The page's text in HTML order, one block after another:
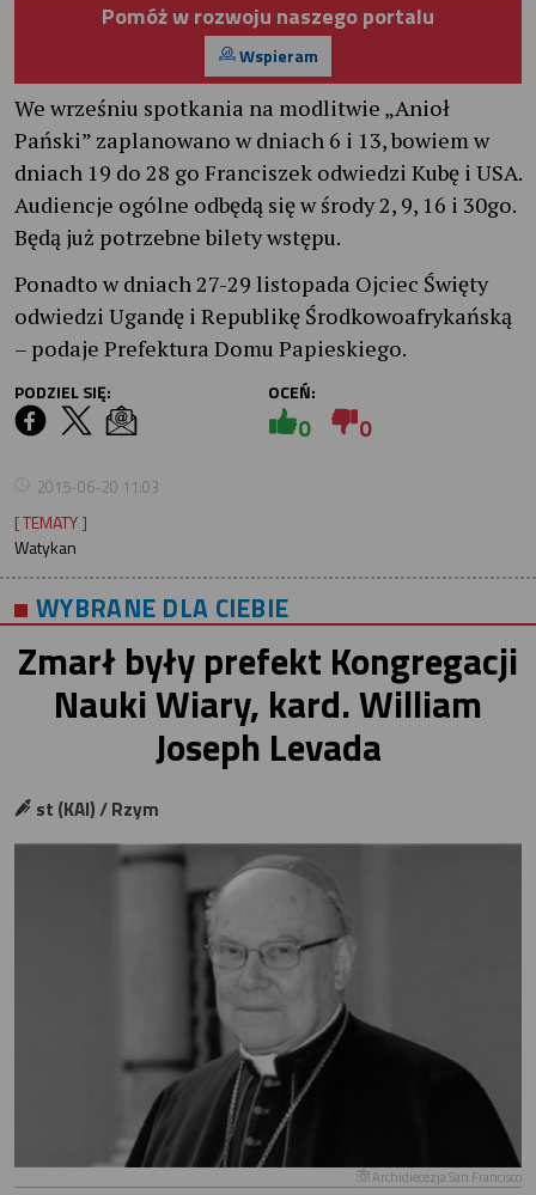
Pomóż w rozwoju naszego portalu
Wspieram
We wrześniu spotkania na modlitwie „Anioł
Pański” zaplanowano w dniach 6 i 13, bowiem w
dniach 19 do 28 go Franciszek odwiedzi Kubę i USA.
Audiencje ogólne odbędą się w środy 2, 9, 16 i 30go.
Będą już potrzebne bilety wstępu.
Ponadto w dniach 27-29 listopada Ojciec Święty
odwiedzi Ugandę i Republikę Środkowoafrykańską
– podaje Prefektura Domu Papieskiego.
PODZIEL SIĘ: OCEŃ:
0 0
2015-06-20 11:03
[ TEMATY ]
Watykan
WYBRANE DLA CIEBIE
Zmarł były prefekt Kongregacji
Nauki Wiary, kard. William
Joseph Levada
st (KAI) / Rzym
Archidiecezja San Francisco